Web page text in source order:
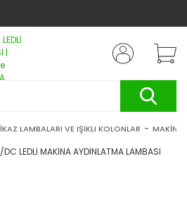
İKAZ LAMBALARI VE IŞIKLI KOLONLAR MAKİNA